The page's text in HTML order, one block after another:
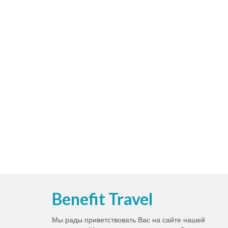
Benefit Travel
Мы рады приветствовать Вас на сайте нашей